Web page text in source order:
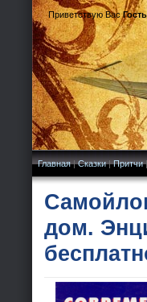
Приветствую Вас Гость
Главная|Сказки|Притчи
дом.